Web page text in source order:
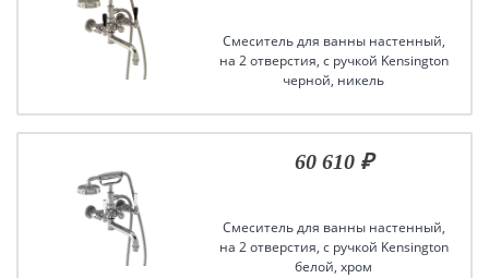
Смеситель для ванны настенный,
на 2 отверстия, с ручкой Kensington
черной, никель
60 610 ₽
Смеситель для ванны настенный,
на 2 отверстия, с ручкой Kensington
белой, хром